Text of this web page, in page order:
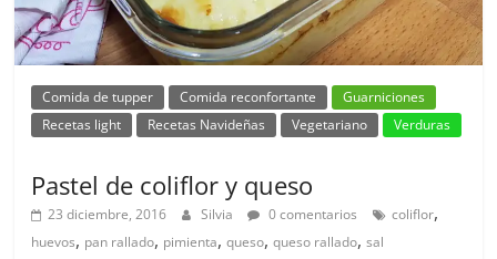
Comida de tupper Comida reconfortante
Guarniciones
Recetas light
Recetas Navideñas Vegetariano Verduras
Pastel de coliflor y queso
23 diciembre, 2016 Silvia 0 comentarios coliflor,
huevos, pan rallado, pimienta,queso,queso rallado,sal